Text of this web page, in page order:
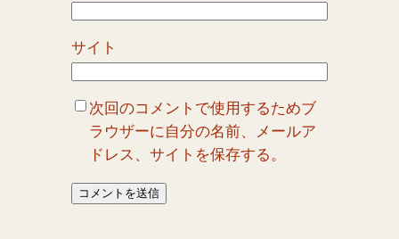
サイト
次回のコメントで使用するためブ
ラウザーに自分の名前、メールア
ドレス、サイトを保存する。